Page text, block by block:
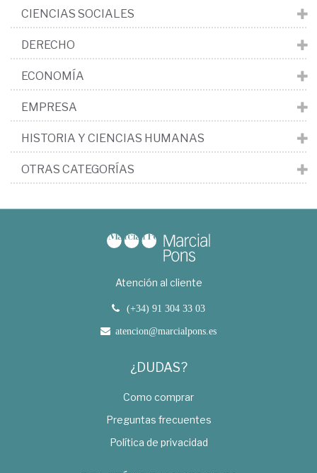
CIENCIAS SOCIALES
DERECHO
ECONOMÍA
EMPRESA
HISTORIA Y CIENCIAS HUMANAS
OTRAS CATEGORÍAS
Atención al cliente
(+34) 91 304 33 03
atencion@marcialpons.es
¿DUDAS?
Como comprar
Preguntas frecuentes
Política de privacidad